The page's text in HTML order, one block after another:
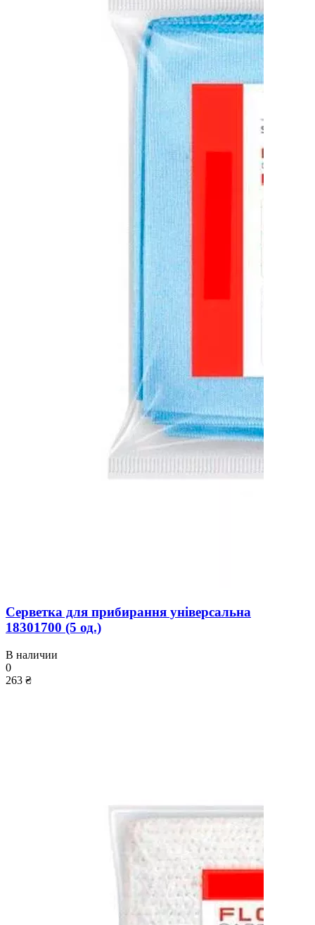
Серветка для прибирання універсальна
18301700 (5 од.)
В наличии
0
263 ₴